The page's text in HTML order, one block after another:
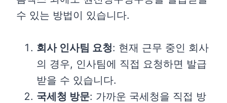
수 있는 방법이 있습니다.
회사 인사팀 요청: 현재 근무 중인 회사
의 경우, 인사팀에 직접 요청하면 발급
받을 수 있습니다.
국세청 방문: 가까운 국세청을 직접 방